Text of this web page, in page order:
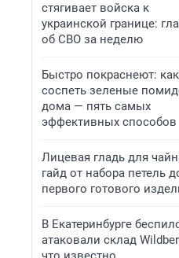
стягивает войска к
украинской границе:
об СВО за неделю
Быстро покраснеют: как
соспеть зеленые
дома — пять самых
эффективных способов
Лицевая гладь для
гайд от набора петель
первого готового
В Екатеринбурге
атаковали склад